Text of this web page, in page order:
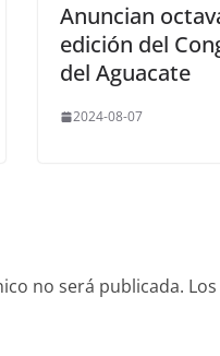
Anuncian
edición del
del Aguacate
2024-08-07
no será publicada.